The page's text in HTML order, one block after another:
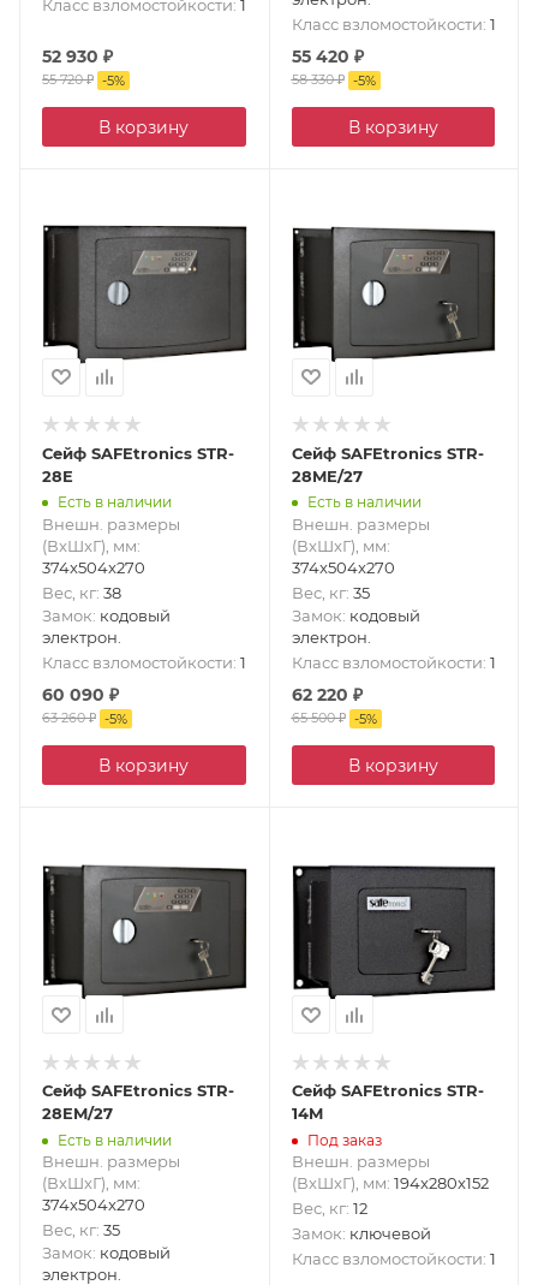
Класс взломостойкости: 1
52 930 ₽
55 720₽ -5%
В корзину
Класс взломостойкости: 1
55 420 ₽
58 330₽ -5%
В корзину
Сейф SAFEtronics STR-
28E
Есть в наличии
Внешн. размеры
(ВxШxГ), мм:
374x504x270
Вес, кг: 38
Замок: кодовый
электрон.
Класс взломостойкости: 1
60 090 ₽
63 260₽ -5%
В корзину
Сейф SAFEtronics STR-
28ME/27
Есть в наличии
Внешн. размеры
(ВxШxГ), мм:
374x504x270
Вес, кг: 35
Замок: кодовый
электрон.
Класс взломостойкости: 1
62 220 ₽
65 500₽ -5%
В корзину
Сейф SAFEtronics STR-
28EM/27
Есть в наличии
Внешн. размеры
(ВxШxГ), мм:
374x504x270
Вес, кг: 35
Замок: кодовый
электрон.
Сейф SAFEtronics STR-
14M
Под заказ
Внешн. размеры
(ВxШxГ), мм: 194x280x152
Вес, кг: 12
Замок: ключевой
Класс взломостойкости: 1